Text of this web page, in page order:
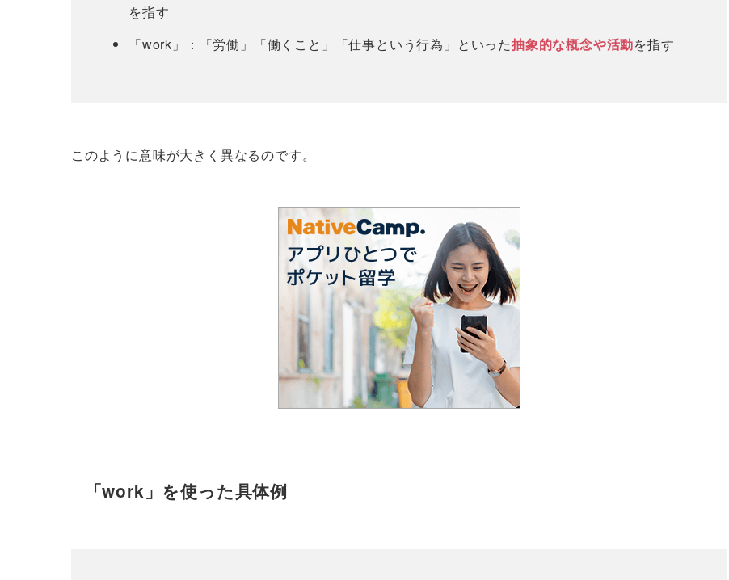
を指す
「work」：「労働」「働くこと」「仕事という行為」といった抽象的な概念や活動を指す
このように意味が大きく異なるのです。
「work」を使った具体例